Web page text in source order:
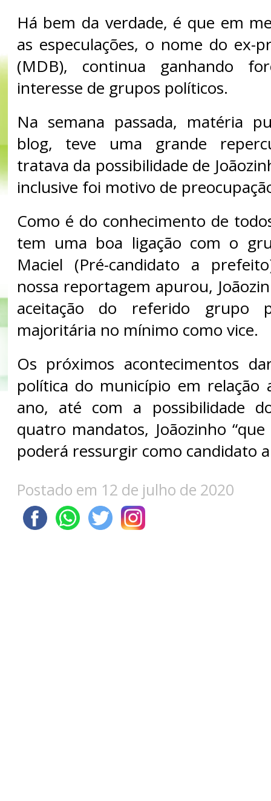
Há bem da verdade, é que em
as especulações, o nome do ex-
(MDB), continua ganhando
interesse de grupos políticos.
Na semana passada, matéria
blog, teve uma grande
tratava da possibilidade de
inclusive foi motivo de
Como é do conhecimento de
tem uma boa ligação com o
Maciel (Pré-candidato a
nossa reportagem apurou,
aceitação do referido grupo
majoritária no mínimo como vice.
Os próximos acontecimentos
política do município em relação
ano, até com a possibilidade
quatro mandatos, Joãozinho
poderá ressurgir como candidato
Postado em 12 de julho de 2020